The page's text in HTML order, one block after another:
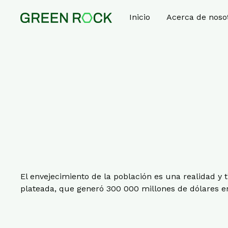
Inicio Acerca de
El envejecimiento de la población es una realidad
plateada, que generó 300 000 millones de dólares